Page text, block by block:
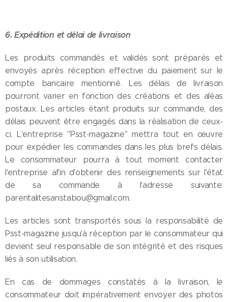
6. Expédition et délai de livraison
Les produits commandés et validés sont préparés et
envoyés après réception effective du paiement sur le
compte bancaire mentionné. Les délais de livraison
pourront varier en fonction des créations et des aléas
postaux. Les articles étant produits sur commande, des
délais peuvent être engagés dans la réalisation de ceux-
ci. L'entreprise "Psst-magazine" mettra tout en œuvre
pour expédier les commandes dans les plus brefs délais.
Le consommateur pourra à tout moment contacter
l'entreprise afin d'obtenir des renseignements sur l'état
de sa commande à l'adresse suivante:
parentalitesanstabou@gmail.com.
Les articles sont transportés sous la responsabilité de
Psst-magazine jusqu'à réception par le consommateur qui
devient seul responsable de son intégrité et des risques
liés à son utilisation.
En cas de dommages constatés à la livraison, le
consommateur doit impérativement envoyer des photos